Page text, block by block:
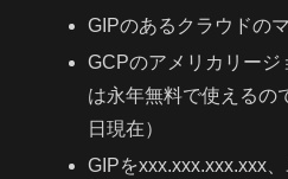
GIPのあるクラウドの
GCPのアメリカリージ
は永年無料で使えるの
日現在）
GIPをxxx.xxx.xxx.xxx